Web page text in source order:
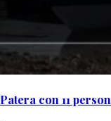
Patera con 11